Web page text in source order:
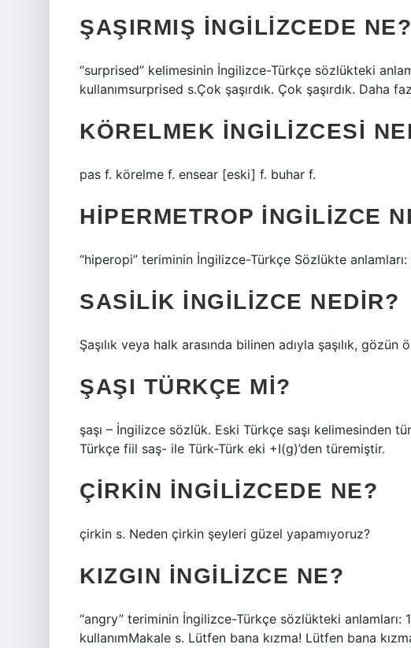
ŞAŞIRMIŞ INGILIZCEDE NE?
“surprised” kelimesinin İngilizce-Türkçe sözlükteki
kullanımsurprised s.Çok şaşırdık. Çok şaşırdık. Daha
KÖRELMEK INGILIZCESI
pas f. körelme f. ensear [eski] f. buhar f.
HIPERMETROP INGILIZCE
“hiperopi” teriminin İngilizce-Türkçe Sözlükte
SASILIK INGILIZCE NEDIR?
Şaşılık veya halk arasında bilinen adıyla şaşılık, gözün
ŞAŞI TÜRKÇE MI?
şaşı – İngilizce sözlük. Eski Türkçe saşı kelimesinden
Türkçe fiil saş- ile Türk-Türk eki +I(g)’den türemiştir.
ÇIRKIN INGILIZCEDE NE?
çirkin s. Neden çirkin şeyleri güzel yapamıyoruz?
KIZGIN INGILIZCE NE?
“angry” teriminin İngilizce-Türkçe sözlükteki anlamları:
kullanımMakale s. Lütfen bana kızma! Lütfen bana